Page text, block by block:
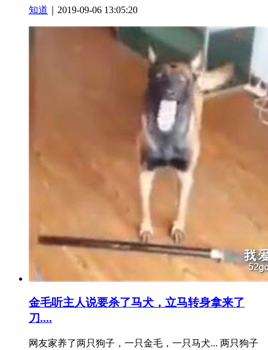
知道 ｜2019-09-06 13:05:20
金毛听主人说要杀了马犬，立马转身拿来了
刀....
网友家养了两只狗子，一只金毛，一只马犬... 两只狗子